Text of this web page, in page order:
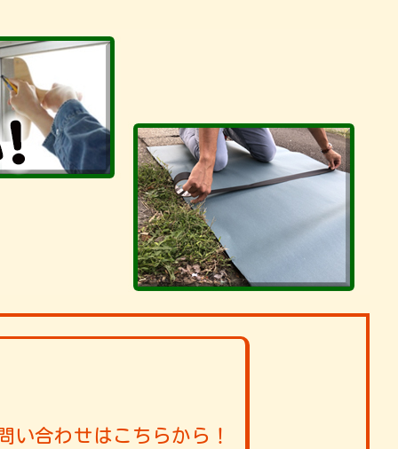
い合わせはこちらから！